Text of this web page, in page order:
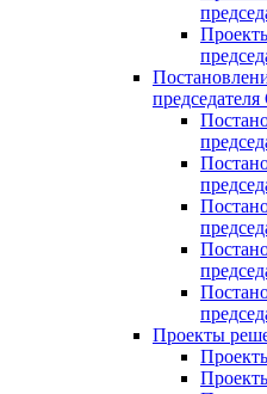
председателя
Проекты